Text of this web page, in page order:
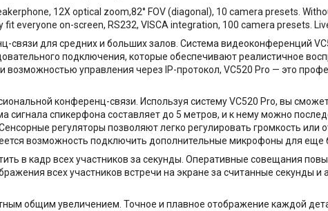
12X optical zoom,82° FOV (diagonal), 10 camera presets.
everyone on-screen, RS232, VISCA integration, 100 camera presets.
связи для средних и больших залов. Система видеоконференций
подключения, которые обеспечивают реалистичное
и возможностью управления через IP-протокол, VC520 Pro — это
конференц-связи. Используя систему VC520 Pro, вы
сигнала спикерфона составляет до 5 метров, и к нему можно
регуляторы позволяют легко регулировать громкость
возможность подключить дополнительные микрофоны для еще
в кадр всех участников за секунды. Оперативные совещания
всех участников встречи на экране за считанные секунды и
общим увеличением. Точное и плавное отображение каждой